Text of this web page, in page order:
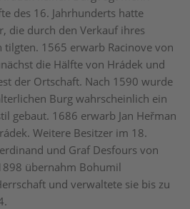
des 16. Jahrhunderts hatte
die durch den Verkauf ihres
tilgten. 1565 erwarb Racinove von
die Hälfte von Hrádek und
der Ortschaft. Nach 1590 wurde
Burg wahrscheinlich ein
gebaut. 1686 erwarb Jan Heřman
Weitere Besitzer im 18.
und Graf Desfours von
übernahm Bohumil
und verwaltete sie bis zu